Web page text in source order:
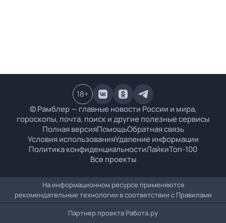
© Рамблер — главные новости России и мира,
гороскопы, почта, поиск и другие полезные сервисы
Полная версияПомощьОбратная связь
Условия использованияУдаление информации
Политика конфиденциальностиЛайкиТоп-100
Все проекты
18+
На информационном ресурсе применяются
рекомендательные технологии в соответствии с Правилами
Партнер проекта Работа.ру